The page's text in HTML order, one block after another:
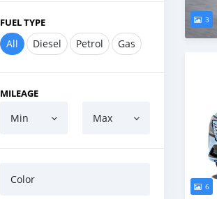
FUEL TYPE
All Diesel Petrol Gas
MILEAGE
Min Max
Color
3
6